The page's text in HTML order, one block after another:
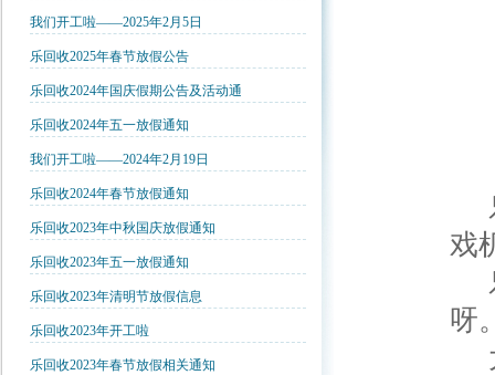
我们开工啦——2025年2月5日
乐回收2025年春节放假公告
乐回收2024年国庆假期公告及活动通
乐回收2024年五一放假通知
我们开工啦——2024年2月19日
乐回收2024年春节放假通知
乐回收2023年中秋国庆放假通知
乐回收2023年五一放假通知
乐回收2023年清明节放假信息
乐回收2023年开工啦
乐回收2023年春节放假相关通知
戏
呀